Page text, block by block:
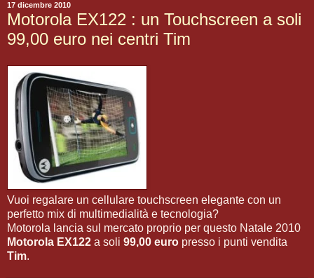
17 dicembre 2010
Motorola EX122 : un Touchscreen a soli
99,00 euro nei centri Tim
Vuoi regalare un cellulare touchscreen elegante con un
perfetto mix di multimedialità e tecnologia?
Motorola lancia sul mercato proprio per questo Natale 2010
Motorola EX122 a soli 99,00 euro presso i punti vendita
Tim.